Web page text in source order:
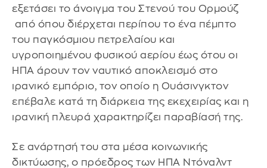
εξετάσει το άνοιγμα του Στενού του Ορμούζ
από όπου διέρχεται περίπου το ένα πέμπτο
του παγκόσμιου πετρελαίου και
υγροποιημένου φυσικού αερίου έως ότου οι
ΗΠΑ άρουν τον ναυτικό αποκλεισμό στο
ιρανικό εμπόριο, τον οποίο η Ουάσινγκτον
επέβαλε κατά τη διάρκεια της εκεχειρίας και η
ιρανική πλευρά χαρακτηρίζει παραβίασή της.
Σε ανάρτησή του στα μέσα κοινωνικής
δικτύωσης, ο πρόεδρος των ΗΠΑ Ντόναλντ